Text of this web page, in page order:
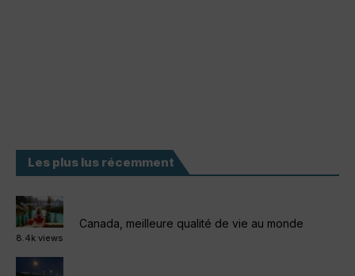
Les plus lus récemment
Canada, meilleure qualité de vie au monde
8.4k views